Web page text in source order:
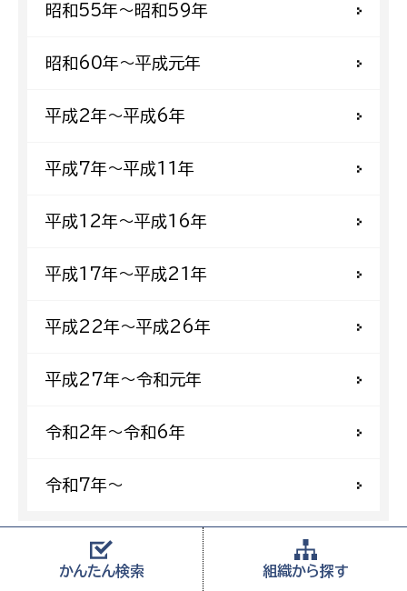
かんたん検索 組織から探す
現在位置 小田原市 広報小田原アーカイブ
昭和55年〜昭和59年
昭和60年〜平成元年
平成2年〜平成6年
平成7年〜平成11年
平成12年〜平成16年
平成17年〜平成21年
平成22年〜平成26年
平成27年〜令和元年
令和2年〜令和6年
令和7年〜